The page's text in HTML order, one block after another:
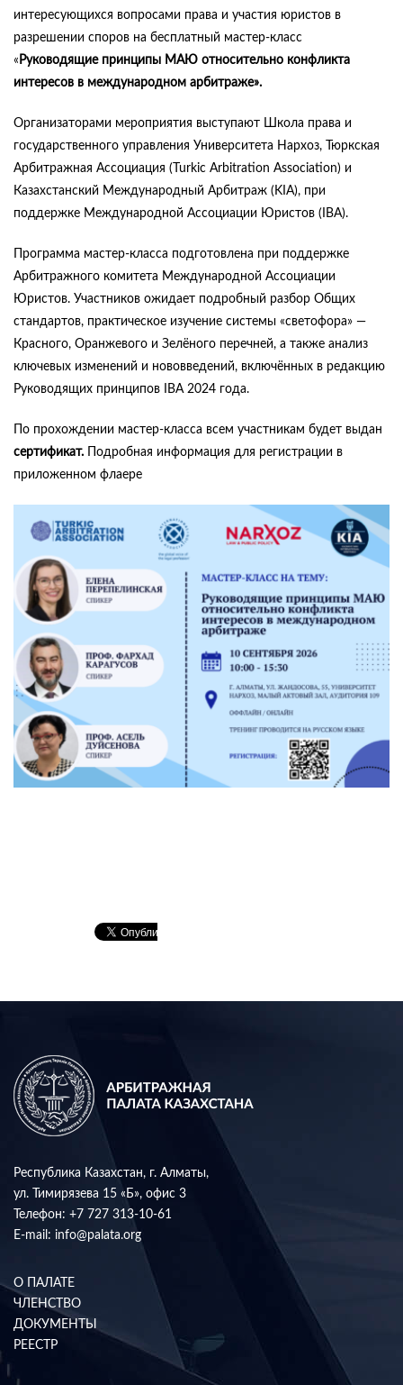
интересующихся вопросами права и участия юристов в
разрешении споров на бесплатный мастер-класс
« Руководящие принципы МАЮ относительно конфликта
интересов в международном арбитраже».
Организаторами мероприятия выступают Школа права и
государственного управления Университета Нархоз, Тюркская
Aрбитражная Aссоциация (Turkic Arbitration Association) и
Казахстанский Международный Арбитраж (KIA), при
поддержке Международной Ассоциации Юристов (IBA).
Программа мастер-класса подготовлена при поддержке
Арбитражного комитета Международной Ассоциации
Юристов. Участников ожидает подробный разбор Общих
стандартов, практическое изучение системы «светофора» —
Красного, Оранжевого и Зелёного перечней, а также анализ
ключевых изменений и нововведений, включённых в редакцию
Руководящих принципов IBA 2024 года.
По прохождении мастер-класса всем участникам будет выдан
сертификат.
Подробная информация для регистрации в
приложенном флаере
Республика Казахстан, г. Алматы,
ул. Тимирязева 15 «Б», офис 3
Телефон: +7 727 313-10-61
E-mail: info@palata.org
О ПАЛАТЕ
ЧЛЕНСТВО
ДОКУМЕНТЫ
РЕЕСТР